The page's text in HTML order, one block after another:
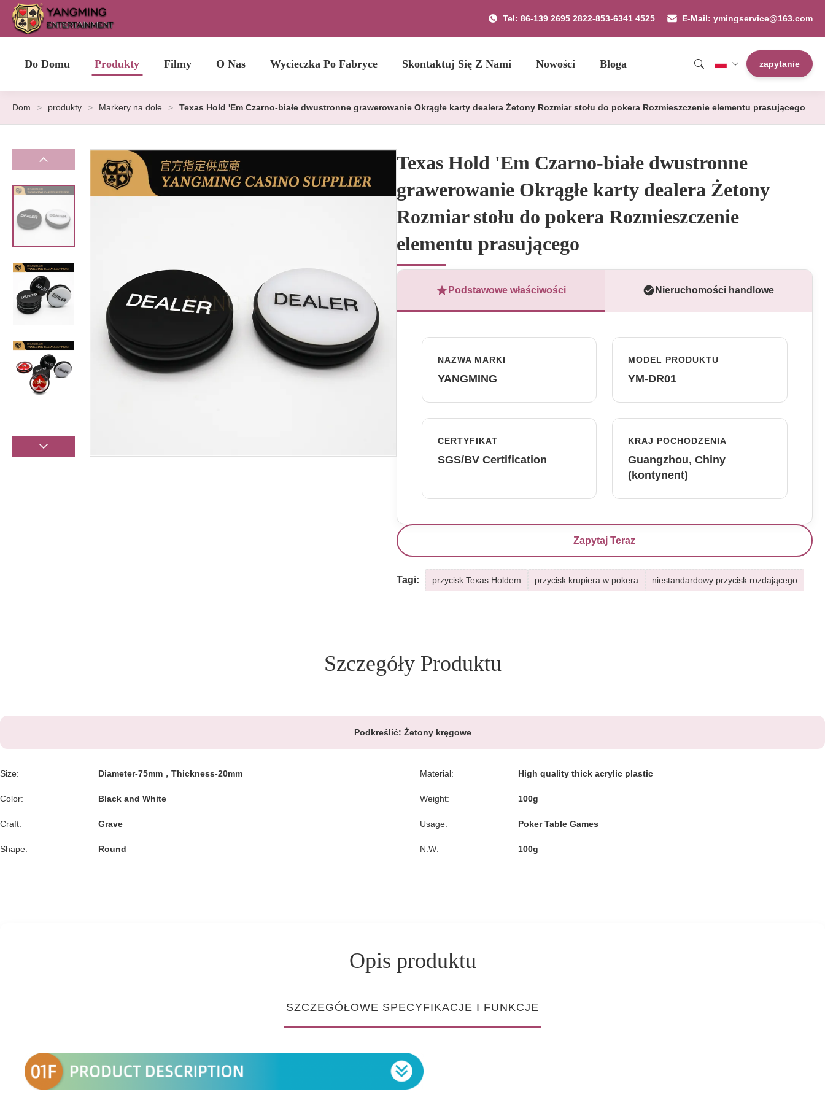
Tel: 86-139 2695 2822-853-6341 4525 E-Mail: ymingservice@163.com
Do Domu Produkty Filmy O Nas Wycieczka Po Fabryce Skontaktuj Się Z Nami Nowości Bloga zapytanie
Dom > produkty > Markery na dole > Texas Hold 'Em Czarno-białe dwustronne grawerowanie Okrągłe karty dealera Żetony Rozmiar stołu do pokera Rozmieszczenie elementu prasującego
Texas Hold 'Em Czarno-białe dwustronne
grawerowanie Okrągłe karty dealera Żetony
Rozmiar stołu do pokera Rozmieszczenie
elementu prasującego
Podstawowe właściwości Nieruchomości handlowe
NAZWA MARKI
YANGMING
MODEL PRODUKTU
YM-DR01
CERTYFIKAT
SGS/BV Certification
KRAJ POCHODZENIA
Guangzhou, Chiny
(kontynent)
Zapytaj Teraz
Tagi: przycisk Texas Holdem przycisk krupiera w pokera niestandardowy przycisk rozdającego
Szczegóły Produktu
Podkreślić: Żetony kręgowe
Size: Diameter-75mm，Thickness-20mm Material: High quality thick acrylic plastic
Color: Black and White Weight: 100g
Craft: Grave Usage: Poker Table Games
Shape: Round N.W: 100g
Opis produktu
SZCZEGÓŁOWE SPECYFIKACJE I FUNKCJE